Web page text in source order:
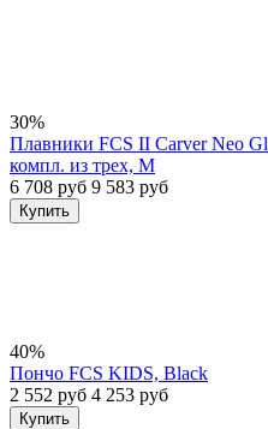
30%
Плавники FCS II Carver Neo
компл. из трех, M
6 708 руб 9 583 руб
Купить
40%
Пончо FCS KIDS, Black
2 552 руб 4 253 руб
Купить